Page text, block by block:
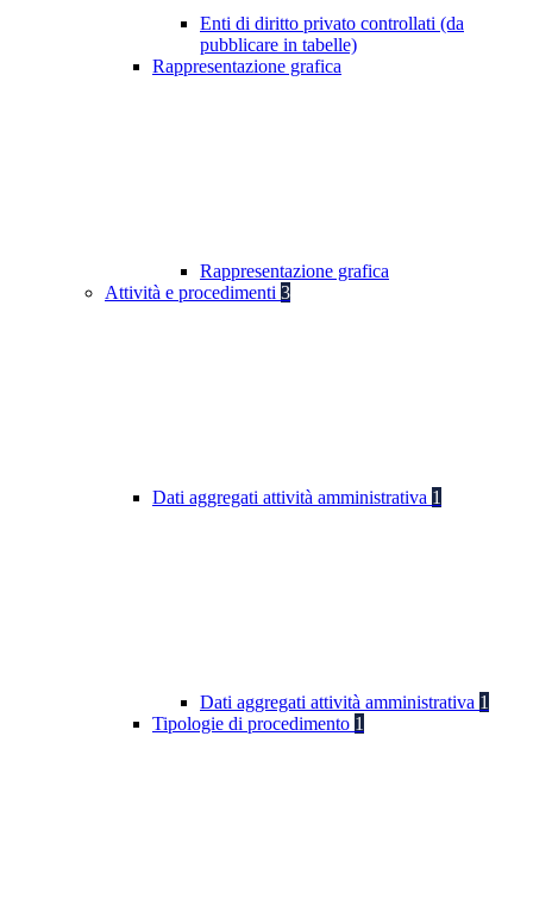
Enti di diritto privato controllati (da
pubblicare in tabelle)
Rappresentazione grafica
Rappresentazione grafica
Attività e procedimenti 3
Dati aggregati attività amministrativa 1
Dati aggregati attività amministrativa 1
Tipologie di procedimento 1